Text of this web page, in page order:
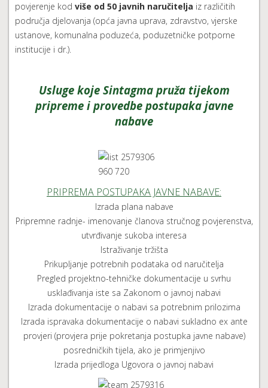
povjerenje kod više od 50 javnih naručitelja iz različitih
područja djelovanja (opća javna uprava, zdravstvo, vjerske
ustanove, komunalna poduzeća, poduzetničke potporne
institucije i dr.).
Usluge koje Sintagma pruža tijekom
pripreme i provedbe postupaka javne
nabave
PRIPREMA POSTUPAKA JAVNE NABAVE:
Izrada plana nabave
Pripremne radnje- imenovanje članova stručnog povjerenstva,
utvrđivanje sukoba interesa
Istraživanje tržišta
Prikupljanje potrebnih podataka od naručitelja
Pregled projektno-tehničke dokumentacije u svrhu
usklađivanja iste sa Zakonom o javnoj nabavi
Izrada dokumentacije o nabavi sa potrebnim prilozima
Izrada ispravaka dokumentacije o nabavi sukladno ex ante
provjeri (provjera prije pokretanja postupka javne nabave)
posredničkih tijela, ako je primjenjivo
Izrada prijedloga Ugovora o javnoj nabavi